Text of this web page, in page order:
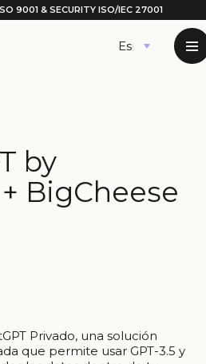
9001 & SECURITY ISO/IEC 27001
Español
by
BigCheese
Privado, una solución
que permite usar GPT-3.5 y